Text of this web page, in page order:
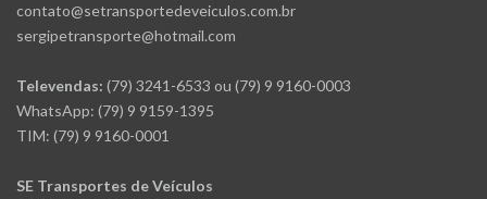
contato@setransportedeveiculos.com.br
sergipetransporte@hotmail.com
Televendas: (79) 3241-6533 ou (79) 9 9160-0003
WhatsApp: (79) 9 9159-1395
TIM: (79) 9 9160-0001
SE Transportes de Veículos